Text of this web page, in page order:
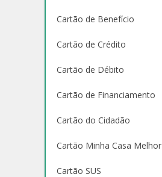
Cartão de Benefício
Cartão de Crédito
Cartão de Débito
Cartão de Financiamento
Cartão do Cidadão
Cartão Minha Casa Melhor
Cartão SUS